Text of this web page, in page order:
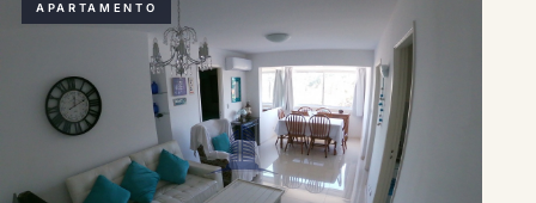
APARTAMENTO